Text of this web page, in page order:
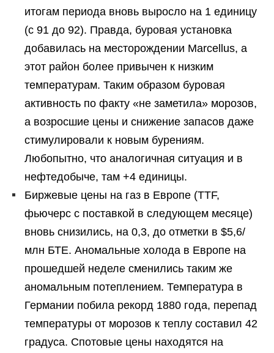
итогам периода вновь выросло на 1 единицу
(с 91 до 92). Правда, буровая установка
добавилась на месторождении Marcellus, а
этот район более привычен к низким
температурам. Таким образом буровая
активность по факту «не заметила» морозов,
а возросшие цены и снижение запасов даже
стимулировали к новым бурениям.
Любопытно, что аналогичная ситуация и в
нефтедобыче, там +4 единицы.
Биржевые цены на газ в Европе (TTF,
фьючерс с поставкой в следующем месяце)
вновь снизились, на 0,3, до отметки в $5,6/
млн БТЕ. Аномальные холода в Европе на
прошедшей неделе сменились таким же
аномальным потеплением. Температура в
Германии побила рекорд 1880 года, перепад
температуры от морозов к теплу составил 42
градуса. Спотовые цены находятся на